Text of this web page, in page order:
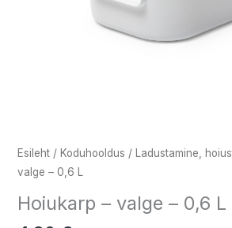
Esileht / Koduhooldus / Ladustamine,
valge – 0,6 L
Hoiukarp – valge – 0,6 L